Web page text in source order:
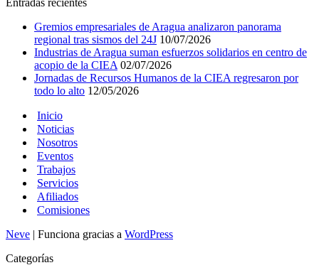
Gremios empresariales de Aragua analizaron panorama
regional tras sismos del 24J 10/07/2026
Industrias de Aragua suman esfuerzos solidarios en centro de
acopio de la CIEA 02/07/2026
Jornadas de Recursos Humanos de la CIEA regresaron por
todo lo alto 12/05/2026
Inicio
Noticias
Nosotros
Eventos
Trabajos
Servicios
Afiliados
Comisiones
Neve | Funciona gracias a WordPress
Categorías